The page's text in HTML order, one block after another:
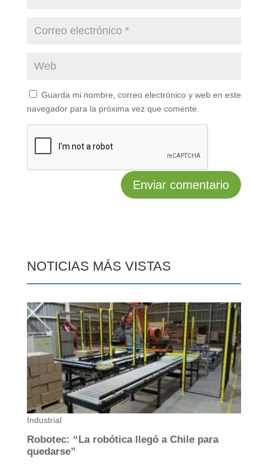
Guarda mi nombre, correo electrónico y web en este
navegador para la próxima vez que comente.
NOTICIAS MÁS VISTAS